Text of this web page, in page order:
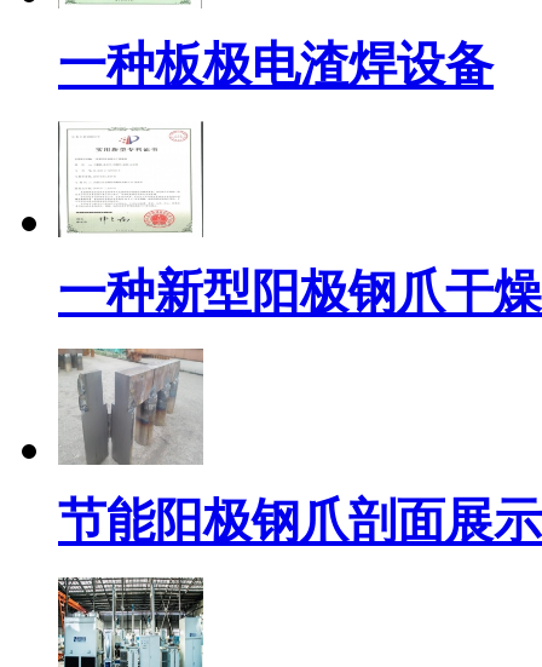
一种板极电渣焊设备
一种新型阳极钢爪干燥
节能阳极钢爪剖面展示